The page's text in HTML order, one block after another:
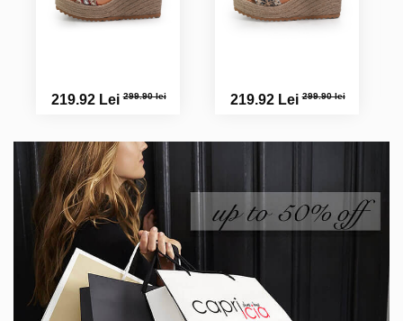
219.92 Lei299.90 lei 219.92 Lei299.90 lei